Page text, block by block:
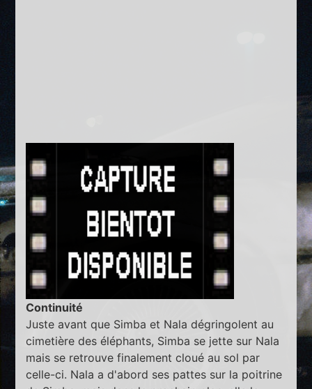
Continuité
Juste avant que Simba et Nala dégringolent au
cimetière des éléphants, Simba se jette sur Nala
mais se retrouve finalement cloué au sol par
celle-ci. Nala a d'abord ses pattes sur la poitrine